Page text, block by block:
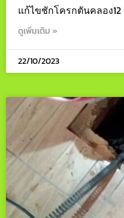
แก้ไขชักโครกตันคลอง
ดูเพิ่มเติม »
22/10/2023